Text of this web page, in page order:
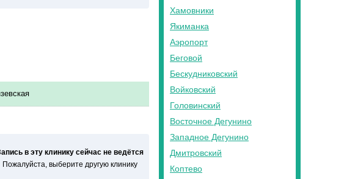
в эту клинику сейчас не ведётся
Пожалуйста, выберите другую клинику
Хамовники
Якиманка
Аэропорт
Беговой
Бескудниковский
Войковский
Головинский
Восточное Дегунино
Западное Дегунино
Дмитровский
Коптево